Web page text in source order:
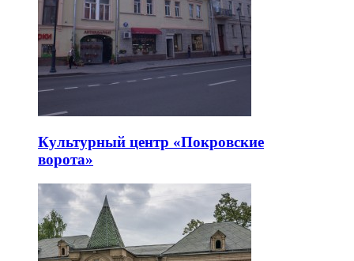
Культурный центр «Покровские
ворота»